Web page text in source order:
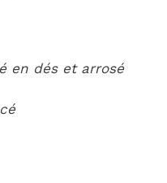
en dés et arrosé